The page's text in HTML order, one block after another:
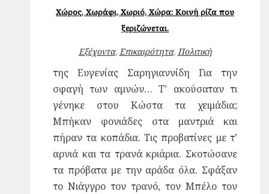
Χώρος, Χωράφι, Χωριό, Χώρα: Κοινή ρίζα που
ξεριζώνεται.
Εξέχοντα, Επικαιρότητα, Πολιτική
της Ευγενίας Σαρηγιαννίδη Για την
σφαγή των αμνών… Τ’ ακούσαταν τι
γένηκε στου Κώστα τα χειμάδια;
Μπήκαν φονιάδες στα μαντριά και
πήραν τα κοπάδια. Τις προβατίνες με τ’
αρνιά και τα τρανά κριάρια. Σκοτώσανε
τα πρόβατα με την αράδα όλα. Σφάξαν
το Νιάγγρο τον τρανό, τον Μπέλο τον